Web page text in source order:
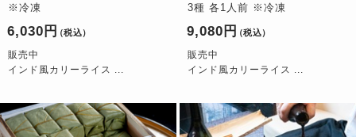
※冷凍
6,030円 （税込）
販売中
インド風カリーライス ...
3種 各1人前 ※冷凍
9,080円 （税込）
販売中
インド風カリーライス ...